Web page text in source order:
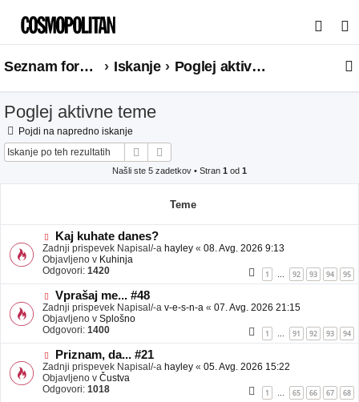
s
a
Seznam forumov Iskanje Poglej aktivne teme
Poglej aktivne teme
Pojdi na napredno iskanje
Iskanje
Našli ste 5 zadetkov • Stran 1 od 1
Teme
N
o
v
e
b
a
v
e
Kaj kuhate danes?
Zadnji prispevek Napisal/-a hayley « 08. Avg. 2026 9:13
Objavljeno v Kuhinja
Odgovori: 1420 1 … 92 93 94 95
N
o
v
e
b
a
v
e
Vprašaj me... #48
Zadnji prispevek Napisal/-a v-e-s-n-a « 07. Avg. 2026 21:15
Objavljeno v Splošno
Odgovori: 1400 1 … 91 92 93 94
N
o
v
e
Priznam, da... #21
Zadnji prispevek Napisal/-a hayley « 05. Avg. 2026 15:22
Objavljeno v Čustva
Odgovori: 1018 1 65 66 67 68